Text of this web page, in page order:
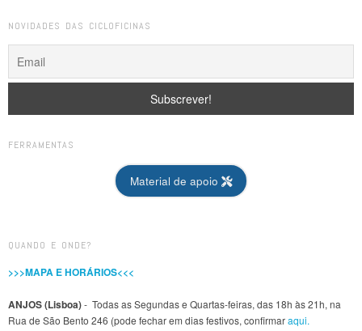
NOVIDADES DAS CICLOFICINAS
FERRAMENTAS
Material de apoio
QUANDO E ONDE?
>>>MAPA E HORÁRIOS<<<
ANJOS (Lisboa)- Todas as Segundas e Quartas-feiras, das 18h às 21h, na
Rua de São Bento 246 (pode fechar em dias festivos, confirmaraqui.